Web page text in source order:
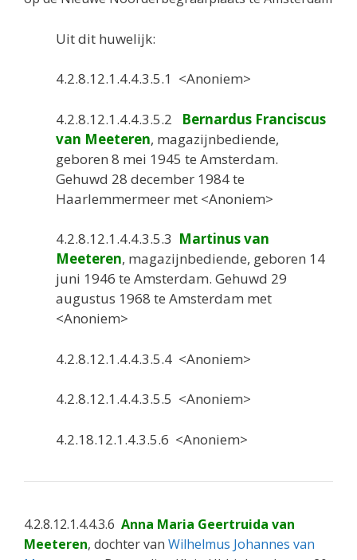
Uit dit huwelijk:
4.2.8.12.1.4.4.3.5.1 <Anoniem>
4.2.8.12.1.4.4.3.5.2 Bernardus Franciscus
van Meeteren, magazijnbediende,
geboren 8 mei 1945 te Amsterdam.
Gehuwd 28 december 1984 te
Haarlemmermeer met <Anoniem>
4.2.8.12.1.4.4.3.5.3 Martinus van
Meeteren, magazijnbediende, geboren 14
juni 1946 te Amsterdam. Gehuwd 29
augustus 1968 te Amsterdam met
<Anoniem>
4.2.8.12.1.4.4.3.5.4 <Anoniem>
4.2.8.12.1.4.4.3.5.5 <Anoniem>
4.2.18.12.1.4.3.5.6 <Anoniem>
4.2.8.12.1.4.4.3.6 Anna Maria Geertruida van
Meeteren, dochter van Wilhelmus Johannes van